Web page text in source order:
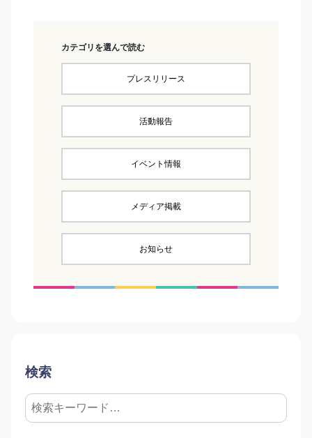
カテゴリを選んで読む
プレスリリース
活動報告
イベント情報
メディア掲載
お知らせ
検索